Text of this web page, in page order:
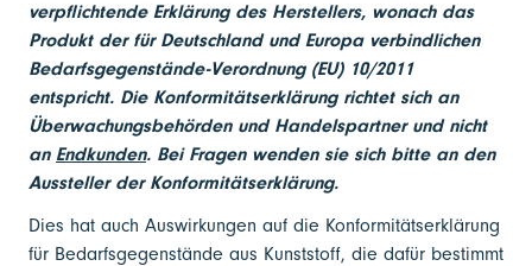
verpflichtende Erklärung des Herstellers, wonach das
Produkt der für Deutschland und Europa verbindlichen
Bedarfsgegenstände-Verordnung (EU) 10/2011
entspricht. Die Konformitätserklärung richtet sich an
Überwachungsbehörden und Handelspartner und nicht
an Endkunden. Bei Fragen wenden sie sich bitte an den
Aussteller der Konformitätserklärung.
Dies hat auch Auswirkungen auf die Konformitätserklärung
für Bedarfsgegenstände aus Kunststoff, die dafür bestimmt